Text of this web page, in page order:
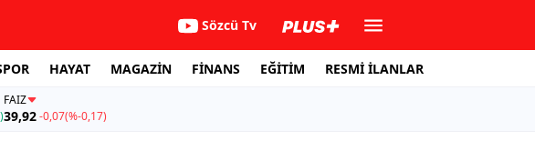
Sözcü Tv
HAYAT MAGAZİN FİNANS EĞİTİM RESMİ İLANLAR
FAİZ
39,92-0,07(%-0,17)